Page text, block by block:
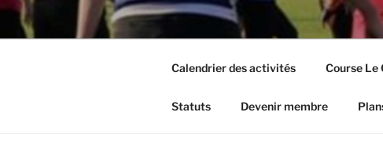
Calendrier des activités Course Le
Statuts Devenir membre